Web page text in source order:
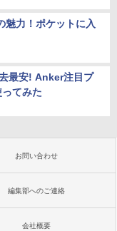
魅力！ポケットに入
最安! Anker注目プ
てみた
お問い合わせ
編集部へのご連絡
会社概要